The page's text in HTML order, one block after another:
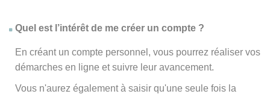
Quel est l’intérêt de me créer un compte ?
En créant un compte personnel, vous pourrez réaliser vos
démarches en ligne et suivre leur avancement.
Vous n'aurez également à saisir qu'une seule fois la